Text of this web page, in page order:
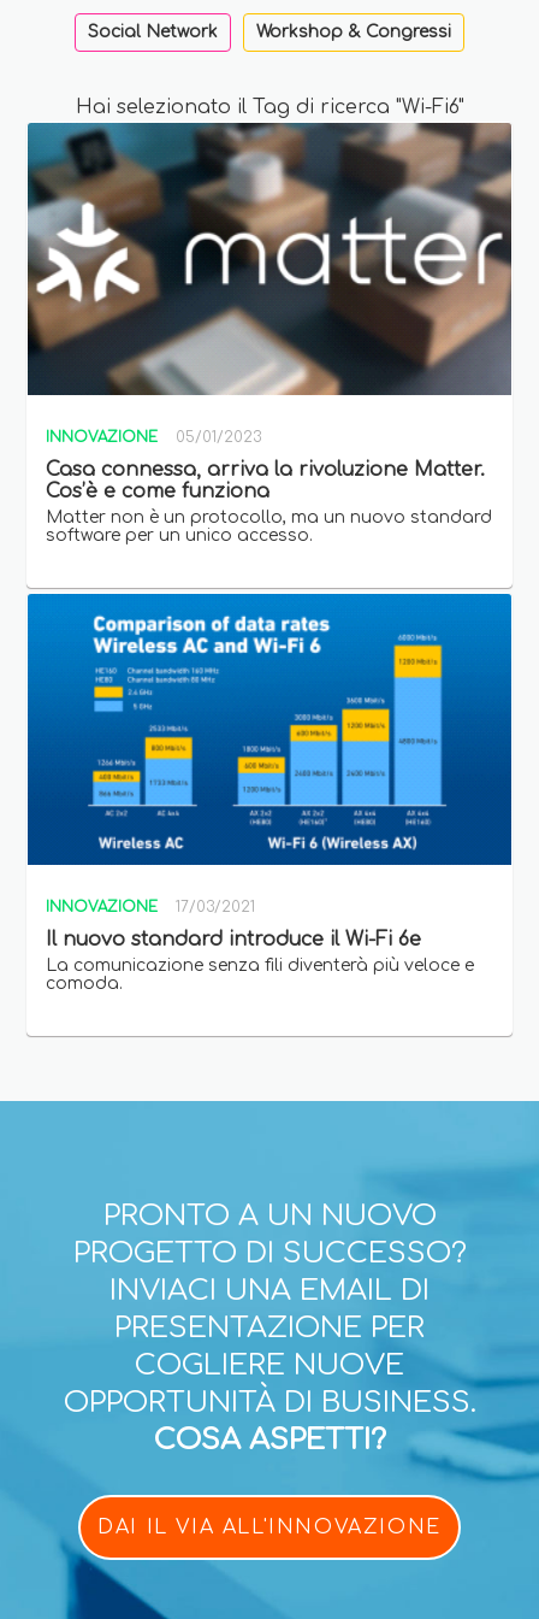
Social Network Workshop & Congressi
Hai selezionato il Tag di ricerca "Wi-Fi6"
INNOVAZIONE 05/01/2023
Casa connessa, arriva la rivoluzione Matter.
Cos’è e come funziona
Matter non è un protocollo, ma un nuovo standard
software per un unico accesso.
INNOVAZIONE 17/03/2021
Il nuovo standard introduce il Wi-Fi 6e
La comunicazione senza fili diventerà più veloce e
comoda.
PRONTO A UN NUOVO
PROGETTO DI SUCCESSO?
INVIACI UNA EMAIL DI
PRESENTAZIONE PER
COGLIERE NUOVE
OPPORTUNITÀ DI BUSINESS.
COSA ASPETTI?
DAI IL VIA ALL'INNOVAZIONE